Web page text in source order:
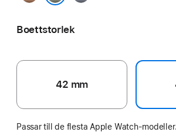
Boettstorlek
42 mm
Passar till de flesta Apple Watch-modeller.